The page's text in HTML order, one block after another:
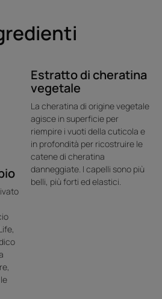
cremosa e impalpabile.
fruttate, floreali e orientali
a quelli della cheratina dei capelli.
Estratto di cheratina
vegetale
La cheratina di origine vegetale
agisce in superficie per
riempire i vuoti della cuticola e
in profondità per ricostruire le
catene di cheratina
danneggiate. I capelli sono più
belli, più forti ed elastici.